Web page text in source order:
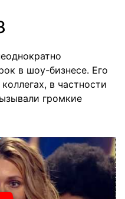
в шоу-бизнесе. Его
в частности
громкие